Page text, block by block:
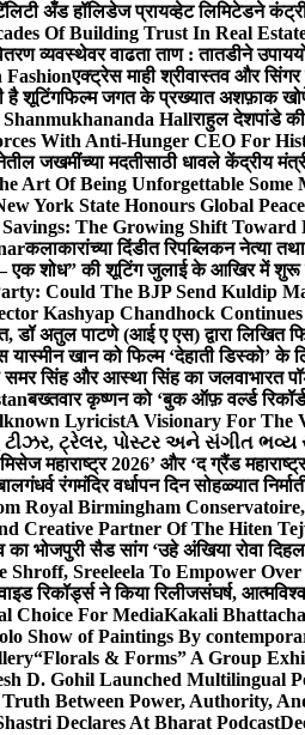
अँड हॉलिडेज प्रायव्हेट लिमिटेडने
Of Building Trust In Real
व्यवस्थेवर वाढता ताण : तातडीने
Fashionएक्ट्रेस माही श्रीवास्तव और सिंगर
है शूटिंगफिल्म जगत के प्रख्यात अशफ़ाक
Shanmukhananda Hallराहुल देशपांडे
With Anti-Hunger CEO For
जखमींच्या मदतीसाठी धावले केंद्रीय
Of Being Unforgettable Some
York State Honours Global
The Growing Shift Toward
कलाकारांच्या दिंडीत रिपब्लिकन नेत्या
एक शोध” की शूटिंग जुलाई के आखिर में शुरू
Could The BJP Send Kuldip
Kashyap Chandhock
डॉ अतुल पाटणे (आई ए एस) द्वारा
यास्मीन खान को फिल्म ‘देहाती डिस्को’ के
समर सिंह और आस्था सिंह का जलवाभारत
बख्तवार कृष्णन को ‘बुक ऑफ़ वर्ल्ड
LyricistA Visionary For The
ટ્રેલર, પોસ્ટર અને સંગીત ભવ્ય
महाराष्ट्र 2026’ और ‘द ग्रैंड
रंगमंदिर वर्धापन दिन सोहळ्यात
Royal Birmingham
Creative Partner Of The Hiten
भोजपुरी सैड सांग ‘उहे अंखिया रोवा
Shroff, Sreeleela To Empower
रिकॉर्ड्स ने किया रिलीजसंघर्ष,
Choice For MediaKakali
Show of Paintings By
“Florals & Forms” A Group
D. Gohil Launched Multilingual
Truth Between Power, Authority,
Declares At Bharat Podcast